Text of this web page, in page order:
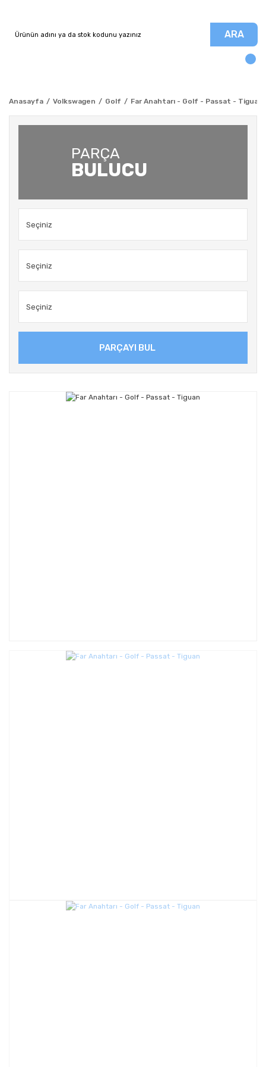
ARA
Anasayfa Volkswagen Golf Far Anahtarı - Golf - Passat - Tiguan
PARÇA
BULUCU
PARÇAYI BUL